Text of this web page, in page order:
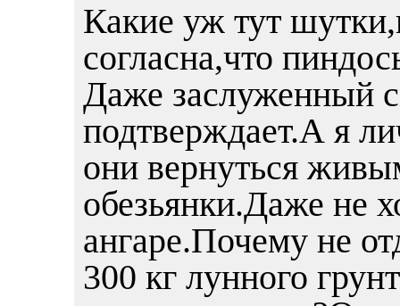
Какие уж тут
согласна,что
Даже заслуженный
подтверждает.А я
они вернуться
обезьянки.Даже не
ангаре.Почему не
300 кг лунного